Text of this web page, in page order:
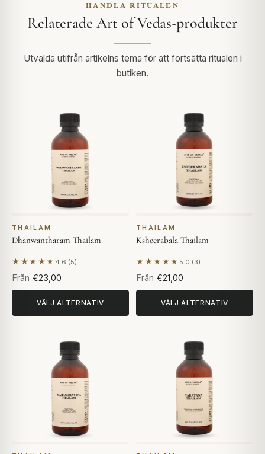
HANDLA RITUALEN
Relaterade Art of Vedas-produkter
Utvalda utifrån artikelns tema för att fortsätta ritualen i
butiken.
THAILAM
Dhanwantharam Thailam
★★★★★ 4.6 (5)
Baserat på 5 recensioner
Från €23,00
VÄLJ ALTERNATIV
THAILAM
Ksheerabala Thailam
★★★★★ 5.0 (3)
Baserat på 3 recensioner
Från €21,00
VÄLJ ALTERNATIV